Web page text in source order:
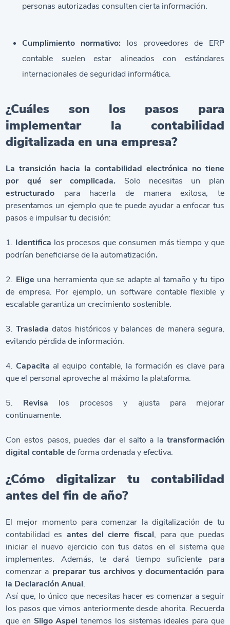
personas autorizadas consulten cierta información.
Cumplimiento normativo: los proveedores de ERP
contable suelen estar alineados con estándares
internacionales de seguridad informática.
¿Cuáles son los pasos para
implementar la contabilidad
digitalizada en una empresa?
La transición hacia la contabilidad electrónica no tiene
por qué ser complicada. Solo necesitas un plan
estructurado para hacerla de manera exitosa, te
presentamos un ejemplo que te puede ayudar a enfocar tus
pasos e impulsar tu decisión:
1. Identifica los procesos que consumen más tiempo y que
podrían beneficiarse de la automatización.
2. Elige una herramienta que se adapte al tamaño y tu tipo
de empresa. Por ejemplo, un software contableflexible y
escalable garantiza un crecimiento sostenible.
3. Traslada datos históricos y balances de manera segura,
evitando pérdida de información.
4. Capacita al equipo contable, la formación es clave para
que el personal aproveche al máximo la plataforma.
5. Revisa los procesos y ajusta para mejorar
continuamente.
Con estos pasos, puedes dar el salto a la transformación
digital contable de forma ordenada y efectiva.
¿Cómo digitalizar tu contabilidad
antes del fin de año?
El mejor momento para comenzar la digitalización de tu
contabilidad es antes del cierre fiscal, para que puedas
iniciar el nuevo ejercicio con tus datos en el sistema que
implementes. Además, te dará tiempo suficiente para
comenzar a preparar tus archivos y documentación para
la Declaración Anual.
Así que, lo único que necesitas hacer es comenzar a seguir
los pasos que vimos anteriormente desde ahorita. Recuerda
que en Siigo Aspel tenemos los sistemas ideales para que